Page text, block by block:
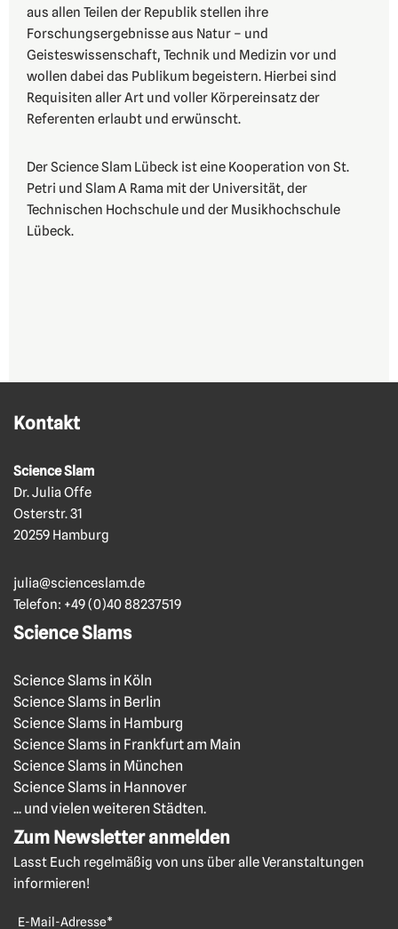
aus allen Teilen der Republik stellen ihre
Forschungsergebnisse aus Natur – und
Geisteswissenschaft, Technik und Medizin vor und
wollen dabei das Publikum begeistern. Hierbei sind
Requisiten aller Art und voller Körpereinsatz der
Referenten erlaubt und erwünscht.
Der Science Slam Lübeck ist eine Kooperation von St.
Petri und Slam A Rama mit der Universität, der
Technischen Hochschule und der Musikhochschule
Lübeck.
Kontakt
Science Slam
Dr. Julia Offe
Osterstr. 31
20259 Hamburg
julia@scienceslam.de
Telefon: +49 (0)40 88237519
Science Slams
Science Slams in Köln
Science Slams in Berlin
Science Slams in Hamburg
Science Slams in Frankfurt am Main
Science Slams in München
Science Slams in Hannover
... und vielen weiteren Städten.
Zum Newsletter anmelden
Lasst Euch regelmäßig von uns über alle Veranstaltungen
informieren!
E-Mail-Adresse*